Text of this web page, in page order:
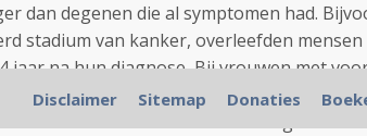
dan degenen die al symptomen had.
stadium van kanker, overleefden
jaar na hun diagnose, Bij vrouwen met
te liggen op 3 jaar. Maar onder de
Disclaimer Sitemap Donaties